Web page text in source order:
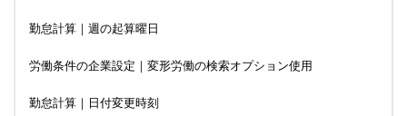
勤怠計算｜週の起算曜日
労働条件の企業設定｜変形労働の検索オプション使用
勤怠計算｜日付変更時刻